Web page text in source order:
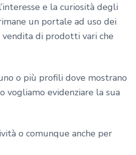
e la curiosità degli
un portale ad uso dei
di prodotti vari che
o più profili dove mostrano
vogliamo evidenziare la sua
o comunque anche per